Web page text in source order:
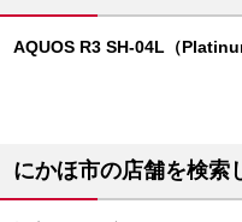
AQUOS R3 SH-04L（
にかほ市の店舗を検索